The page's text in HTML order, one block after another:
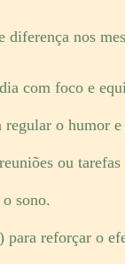
diferença nos
com foco e
regular o humor
ou tarefas
sono.
para reforçar o